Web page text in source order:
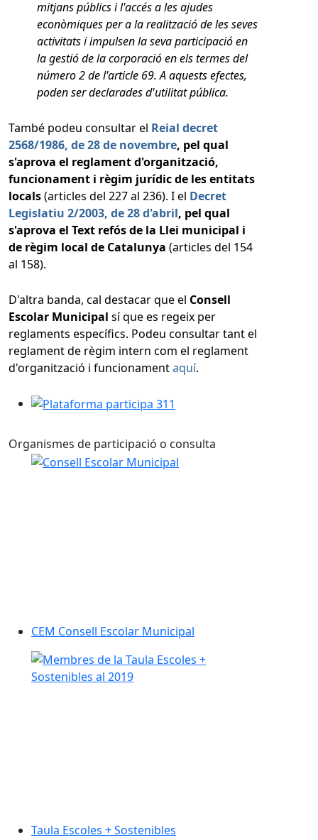
mitjans públics i l'accés a les ajudes
econòmiques per a la realització de les seves
activitats i impulsen la seva participació en
la gestió de la corporació en els termes del
número 2 de l'article 69. A aquests efectes,
poden ser declarades d'utilitat pública.
També podeu consultar el Reial decret
2568/1986, de 28 de novembre, pel qual
s'aprova el reglament d'organització,
funcionament i règim jurídic de les entitats
locals(articles del 227 al 236). I el Decret
Legislatiu 2/2003, de 28 d'abril, pel qual
s'aprova el Text refós de la Llei municipal i
de règim local de Catalunya (articles del 154
al 158).
D'altra banda, cal destacar que el Consell
Escolar Municipal sí que es regeix per
reglaments específics. Podeu consultar tant el
reglament de règim intern com el reglament
d'organització i funcionamentaquí.
Plataforma participa 311
Organismes de participació o consulta
CEM Consell Escolar Municipal
CEM Consell Escolar Municipal
Taula Escoles + Sostenibles
Taula Escoles + Sostenibles